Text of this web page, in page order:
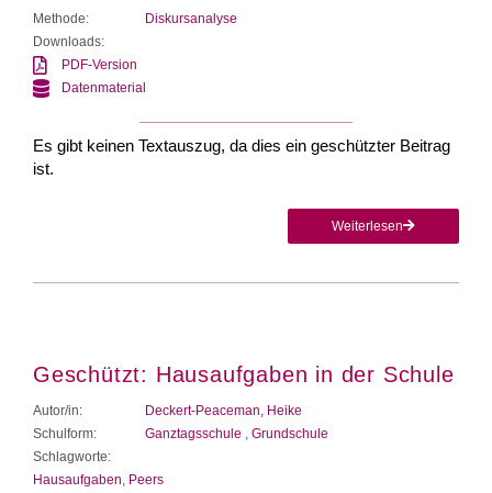
Methode:
Diskursanalyse
Downloads:
PDF-Version
Datenmaterial
Es gibt keinen Textauszug, da dies ein geschützter Beitrag
ist.
Weiterlesen
Geschützt: Hausaufgaben in der Schule
Autor/in:
Deckert-Peaceman, Heike
Schulform:
Ganztagsschule
Grundschule
Schlagworte:
Hausaufgaben Peers